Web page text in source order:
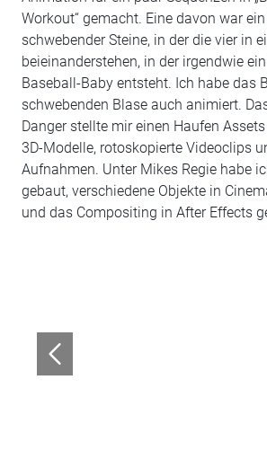
Workout“ gemacht. Eine davon war
schwebender Steine, in der die vier in
beieinanderstehen, in der irgendwie
Baseball-Baby entsteht. Ich habe das
schwebenden Blase auch animiert.
Danger stellte mir einen Haufen
3D-Modelle, rotoskopierte Videoclips
Aufnahmen. Unter Mikes Regie habe
gebaut, verschiedene Objekte in
und das Compositing in After Effects